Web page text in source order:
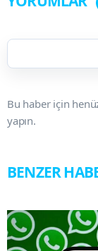
Bu haber için
yapın.
BENZER